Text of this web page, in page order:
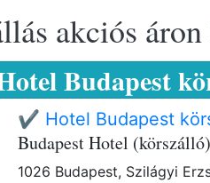
akciós
Budapest
✔️ Hotel Budapest
Budapest Hotel (körszálló)
1026 Budapest, Szilágyi